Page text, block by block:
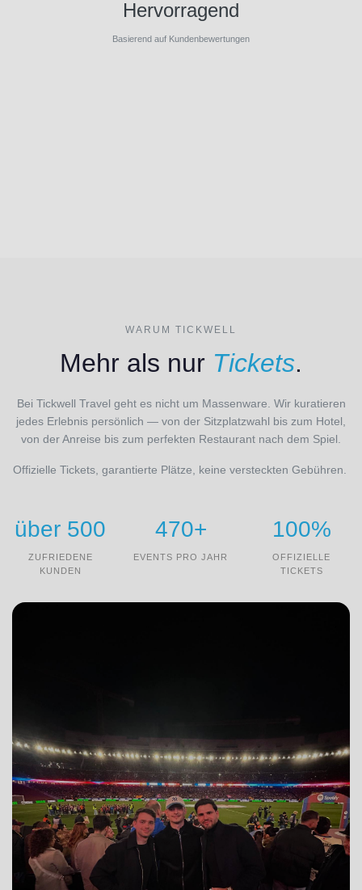
Hervorragend
Basierend auf Kundenbewertungen
WARUM TICKWELL
Mehr als nur Tickets.
Bei Tickwell Travel geht es nicht um Massenware. Wir kuratieren
jedes Erlebnis persönlich — von der Sitzplatzwahl bis zum Hotel,
von der Anreise bis zum perfekten Restaurant nach dem Spiel.
Offizielle Tickets, garantierte Plätze, keine versteckten Gebühren.
über 500
ZUFRIEDENE
KUNDEN
470+
EVENTS PRO JAHR
100%
OFFIZIELLE
TICKETS